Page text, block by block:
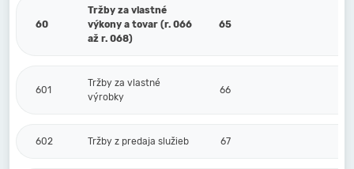
60
Tržby za vlastné
výkony a tovar (r. 066
až r. 068)
65
601
Tržby za vlastné
výrobky
66
602 Tržby z predaja služieb 67